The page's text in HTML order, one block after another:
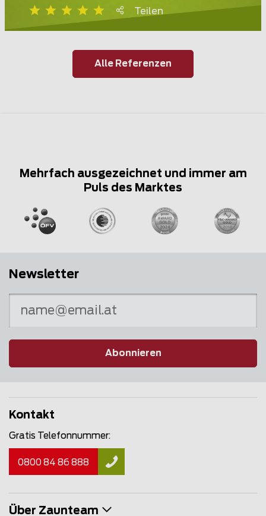
Teilen
Alle Referenzen
Mehrfach ausgezeichnet und immer am
Puls des Marktes
Newsletter
Abonnieren
Kontakt
Gratis Telefonnummer:
0800 84 86 888
Über Zaunteam